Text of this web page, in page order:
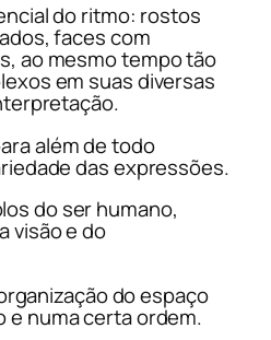
do ritmo: rostos
faces com
ao mesmo tempo tão
em suas diversas
além de todo
das expressões.
do ser humano,
visão e do
do espaço
numa certa ordem.